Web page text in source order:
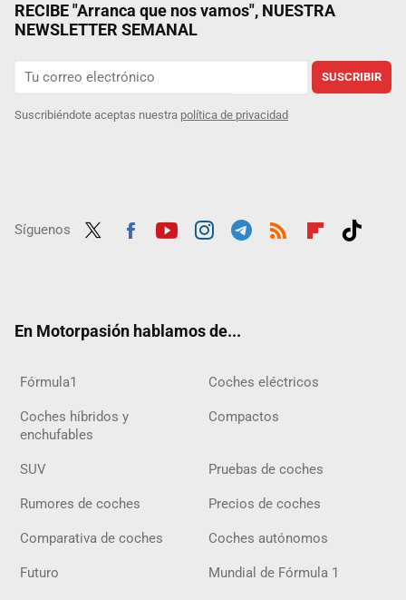
RECIBE "Arranca que nos vamos", NUESTRA
NEWSLETTER SEMANAL
SUSCRIBIR
Suscribiéndote aceptas nuestra política de privacidad
Síguenos
En Motorpasión hablamos de...
Fórmula1 Coches eléctricos
Coches híbridos y
enchufables
Compactos
SUV Pruebas de coches
Rumores de coches Precios de coches
Comparativa de coches Coches autónomos
Futuro Mundial de Fórmula 1